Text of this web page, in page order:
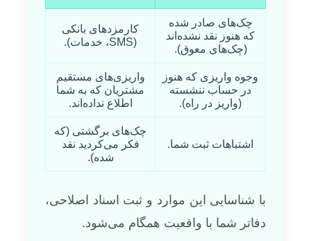
چک‌های صادر شده
که هنوز نقد نشده‌اند
(چک‌های معوق).
کارمزدهای بانکی
(SMS، خدمات).
وجوه واریزی که هنوز
در حساب ننشسته
(واریز در راه).
واریزی‌های مستقیم
مشتریان که به شما
اطلاع نداده‌اند.
اشتباهات ثبت شما.
چک‌های برگشتی (که
فکر می‌کردید نقد
شده).
با شناسایی این موارد و ثبت اسناد اصلاحی،
دفاتر شما با واقعیت همگام می‌شود.